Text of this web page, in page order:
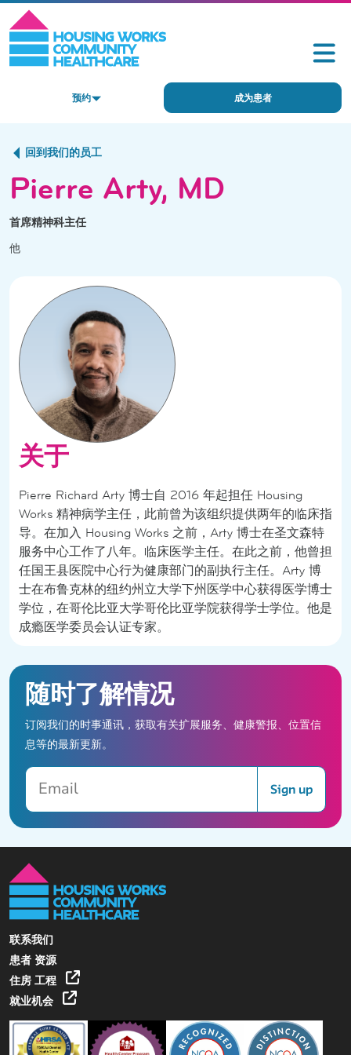
预约 成为患者
回到我们的员工
Pierre Arty, MD
首席精神科主任
他
关于
Pierre Richard Arty 博士自 2016 年起担任 Housing
Works 精神病学主任，此前曾为该组织提供两年的临床指
导。在加入 Housing Works 之前，Arty 博士在圣文森特
服务中心工作了八年。临床医学主任。在此之前，他曾担
任国王县医院中心行为健康部门的副执行主任。Arty 博
士在布鲁克林的纽约州立大学下州医学中心获得医学博士
学位，在哥伦比亚大学哥伦比亚学院获得学士学位。他是
成瘾医学委员会认证专家。
随时了解情况
订阅我们的时事通讯，获取有关扩展服务、健康警报、位置信
息等的最新更新。
Email
Sign up
联系我们
患者 资源
住房 工程
就业机会